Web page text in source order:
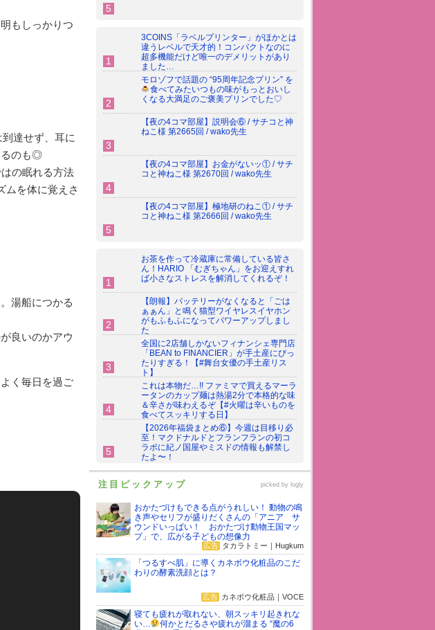
もしっかりつ
達せず、耳に
るのも◎
の眠れる方法
ムを体に覚えさ
湯船につかる
良いのかアウ
く毎日を過ご
3COINS「ラベルプリンター」がほかとは
違うレベルで天才的！コンパクトなのに
超多機能だけど唯一のデメリットがあり
ました…
モロゾフで話題の “95周年記念プリン” を
食べてみたいつもの味がもっとおいし
くなる大満足のご褒美プリンでした♡
【夜の4コマ部屋】説明会⑥ / サチコと神
ねこ様 第2665回 / wako先生
【夜の4コマ部屋】お金がないッ① / サチ
コと神ねこ様 第2670回 / wako先生
【夜の4コマ部屋】極地研のねこ① / サチ
コと神ねこ様 第2666回 / wako先生
お茶を作って冷蔵庫に常備している皆さ
ん！HARIO 「むぎちゃん」をお迎えすれ
ば小さなストレスを解消してくれるぞ！
【朗報】バッテリーがなくなると「ごは
ぁぁん」と鳴く猫型ワイヤレスイヤホン
がもふもふになってパワーアップしまし
た
全国に2店舗しかないフィナンシェ専門店
「BEAN to FINANCIER」が手土産にぴっ
たりすぎる！【#舞台女優の手土産リス
ト】
これは本物だ…!! ファミマで買えるマーラ
ータンのカップ麺は熱湯2分で本格的な味
＆辛さが味わえるぞ【#火曜は辛いものを
食べてスッキリする日】
【2026年福袋まとめ⑥】今週は目移り必
至！マクドナルドとフランフランの初コ
ラボに紀ノ国屋やミスドの情報も解禁し
たよ〜！
注目ピックアップ
おかたづけもできる点がうれしい！ 動物の鳴
き声やセリフが盛りだくさんの「アニア サ
ウンドいっぱい！ おかたづけ動物王国マッ
プ」で、広がる子どもの想像力
広告タカラトミー｜Hugkum
「つるすべ肌」に導くカネボウ化粧品のこだ
わりの酵素洗顔とは？
広告カネボウ化粧品｜VOCE
寝ても疲れが取れない、朝スッキリ起きれな
い…
何かとだるさや疲れが溜まる “魔の6
picked by logly